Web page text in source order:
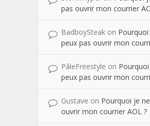
pas ouvrir mon courrier
BadboySteak on
peux pas ouvrir mon
PâleFreestyle on
peux pas ouvrir mon
Gustave on Pourquoi je
ouvrir mon courrier AOL ?